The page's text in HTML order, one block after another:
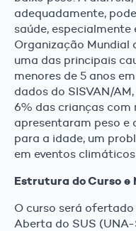
adequadamente,
saúde,
Organização Mundial
uma das principais
menores de 5 anos
dados do SISVAN/
6% das crianças com
apresentaram peso e
para a idade, um
em eventos
Estrutura do Curso e
O curso será
Aberta do SUS